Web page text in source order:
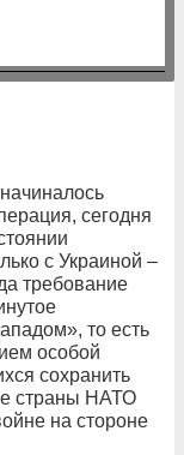
сегодня
с Украиной –
требование
то есть
особой
сохранить
страны НАТО
на стороне